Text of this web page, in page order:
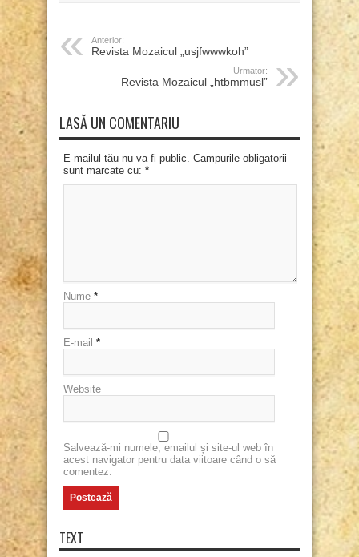
Anterior:
Revista Mozaicul „usjfwwwkoh”
Urmator:
Revista Mozaicul „htbmmusl”
LASĂ UN COMENTARIU
E-mailul tău nu va fi public. Campurile obligatorii
sunt marcate cu: *
Nume *
E-mail *
Website
Salvează-mi numele, emailul și site-ul web în
acest navigator pentru data viitoare când o să
comentez.
TEXT